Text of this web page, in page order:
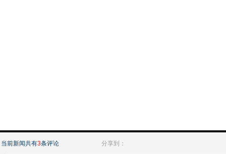
当前新闻共有3条评论 分享到：